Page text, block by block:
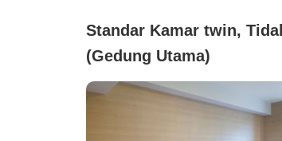
Standar Kamar twin,
(Gedung Utama)